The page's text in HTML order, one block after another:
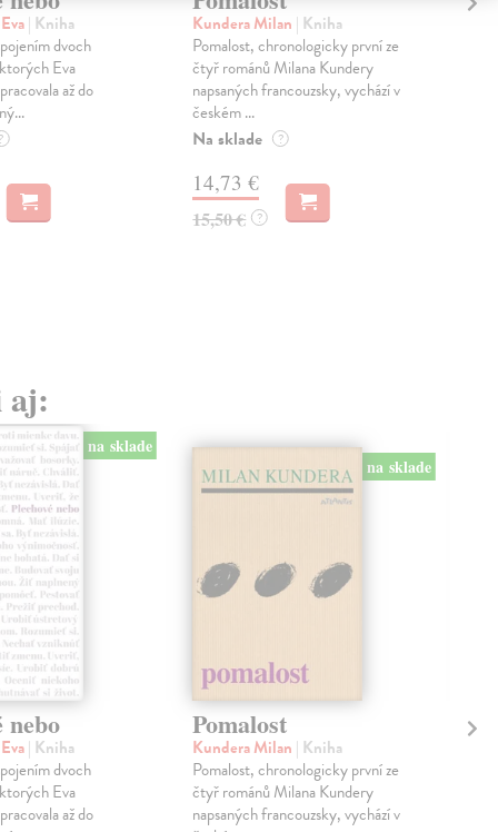
| Kniha
dvoch
Eva
až do
Kundera Milan | Kniha
Pomalost, chronologicky první ze
čtyř románů Milana Kundery
napsaných francouzsky, vychází v
českém ...
Na sklade ?
14,73 €
15,50 € ?
aj:
na sklade
nebo
| Kniha
dvoch
Eva
až do
na sklade
Pomalost
Kundera Milan | Kniha
Pomalost, chronologicky první ze
čtyř románů Milana Kundery
napsaných francouzsky, vychází v